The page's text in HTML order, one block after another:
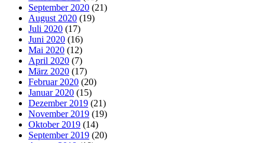
September 2020 (21)
August 2020 (19)
Juli 2020 (17)
Juni 2020 (16)
Mai 2020 (12)
April 2020 (7)
März 2020 (17)
Februar 2020 (20)
Januar 2020 (15)
Dezember 2019 (21)
November 2019 (19)
Oktober 2019 (14)
September 2019 (20)